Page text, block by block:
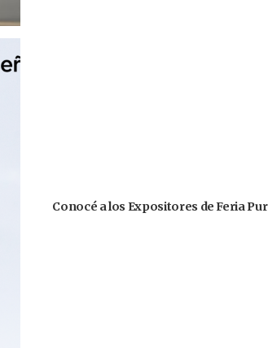
Conocé a los Expositores de Feria